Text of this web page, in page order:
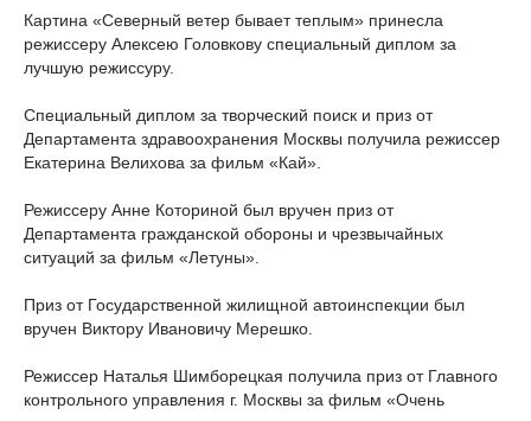
Картина «Северный ветер бывает теплым» принесла
режиссеру Алексею Головкову специальный диплом за
лучшую режиссуру.
Специальный диплом за творческий поиск и приз от
Департамента здравоохранения Москвы получила режиссер
Екатерина Велихова за фильм «Кай».
Режиссеру Анне Коториной был вручен приз от
Департамента гражданской обороны и чрезвычайных
ситуаций за фильм «Летуны».
Приз от Государственной жилищной автоинспекции был
вручен Виктору Ивановичу Мерешко.
Режиссер Наталья Шимборецкая получила приз от Главного
контрольного управления г. Москвы за фильм «Очень